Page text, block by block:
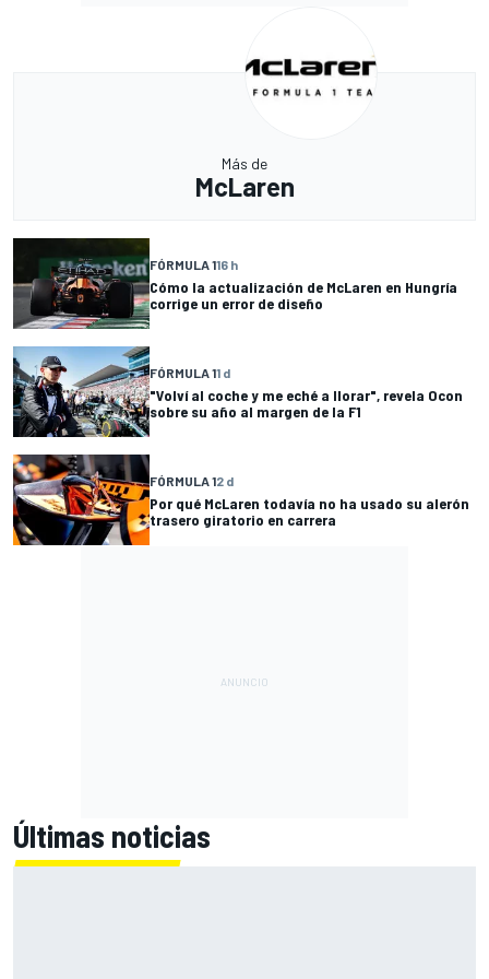
Más de
McLaren
FÓRMULA 116 h
Cómo la actualización de McLaren en Hungría
corrige un error de diseño
FÓRMULA 11 d
"Volví al coche y me eché a llorar", revela Ocon
sobre su año al margen de la F1
FÓRMULA 12 d
Por qué McLaren todavía no ha usado su alerón
trasero giratorio en carrera
Últimas noticias